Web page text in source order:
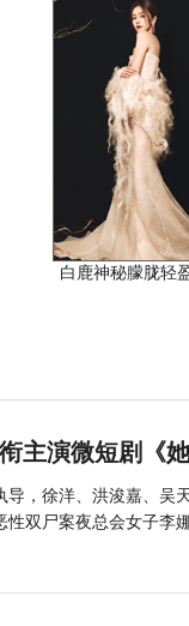
白鹿神秘朦胧轻
主演微短剧《
导，徐洋、洪浚嘉、
性双尸案夜总会女子李